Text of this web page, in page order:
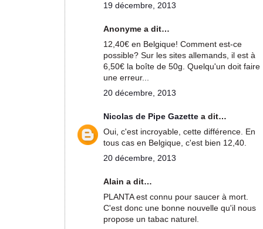
19 décembre, 2013
Anonyme a dit…
12,40€ en Belgique! Comment est-ce
possible? Sur les sites allemands, il est à
6,50€ la boîte de 50g. Quelqu'un doit faire
une erreur...
20 décembre, 2013
Nicolas de Pipe Gazette a dit…
Oui, c'est incroyable, cette différence. En
tous cas en Belgique, c'est bien 12,40.
20 décembre, 2013
Alain a dit…
PLANTA est connu pour saucer à mort.
C'est donc une bonne nouvelle qu'il nous
propose un tabac naturel.